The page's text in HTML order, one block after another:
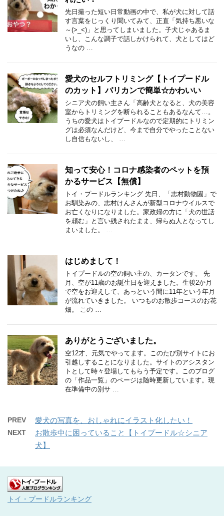
先日撮った短い日常動画の中で、私が犬に対して話
す言葉をじっくり聞いてみて、正直「気持ち悪いな
～(>_<)」と思ってしまいました。子犬じゃあるま
いし、こんな調子で話しかけられて、犬としてはど
うなの …
愛犬のセルフトリミング【トイプードル
のカット】バリカンで簡単☆かわいい
シニア犬の飼い主さん「高齢犬となると、犬の美容
室からトリミングを断られることもあるなんて…。
うちの愛犬はトイプードルなので定期的にトリミン
グは必須なんだけど、今まで自分でやったことない
し自信もないし、 …
知って安心！コロナ感染者のペットを預
かるサービス【無償】
トイ・プードルランキング 先日、「志村動物園」で
お馴染みの、志村けんさんが新型コロナウイルスで
お亡くなりになりました。家政婦の方に「犬の世話
を頼む」と言い残されたまま、帰らぬ人となってし
まいました。 …
はじめまして！
トイプードルの空の飼い主の、カータンです。 先
月、空が11歳のお誕生日を迎えました。生後2か月
で空をお迎えして、あっという間に11年という年月
が流れていきました。 いつものお散歩コースのお花
畑。 この …
ありがとうございました。
空12才、元気でやってます。このたび別サイトにお
引越しすることになりました。サイトのアシスタン
トとして時々登場してもらう予定です。このブログ
の「作品一覧」のページは随時更新しています。現
在準備中の別サ …
PREV 愛犬の写真を、おしゃれにイラスト化したい！
NEXT
お散歩中に困っていること【トイプードル☆シニア
犬】
トイ・プードルランキング